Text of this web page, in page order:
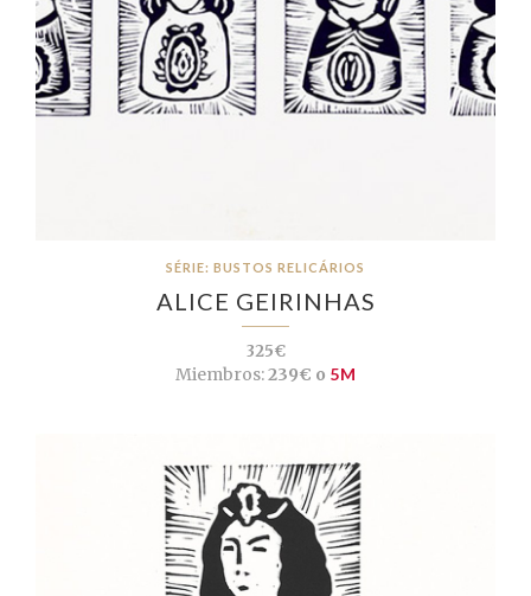
SÉRIE: BUSTOS RELICÁRIOS
ALICE GEIRINHAS
325€
Miembros:239€ o 5M